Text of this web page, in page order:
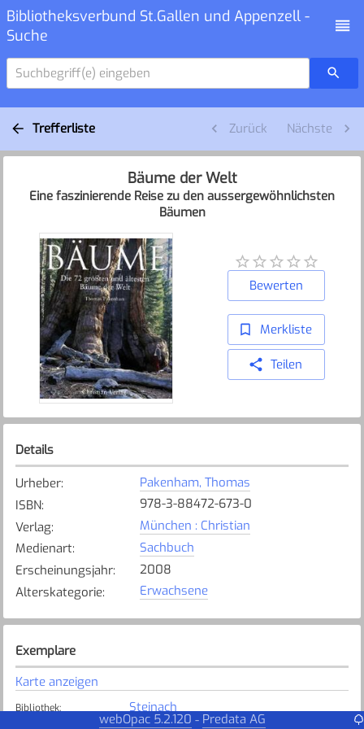
Bibliotheksverbund St.Gallen und Appenzell -
Suche
Suchbegriff(e) eingeben
Trefferliste Zurück Nächste
Bäume der Welt
Eine faszinierende Reise zu den aussergewöhnlichsten
Bäumen
Bewerten
Merkliste
Teilen
Details
Urheber:
Pakenham, Thomas
ISBN:
978-3-88472-673-0
Verlag:
München : Christian
Medienart:
Sachbuch
Erscheinungsjahr:
2008
Alterskategorie: Erwachsene
Exemplare
Karte anzeigen
Bibliothek: Steinach
webOpac 5.2.120 - Predata AG